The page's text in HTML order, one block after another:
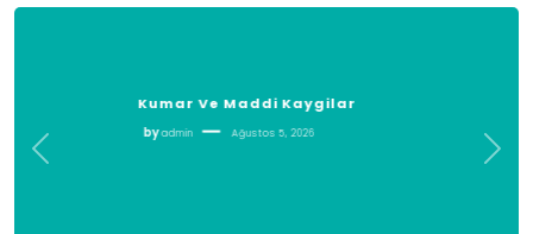
Eski Laptopunuzu Satmadan
Once Yapmaniz Gerekenler